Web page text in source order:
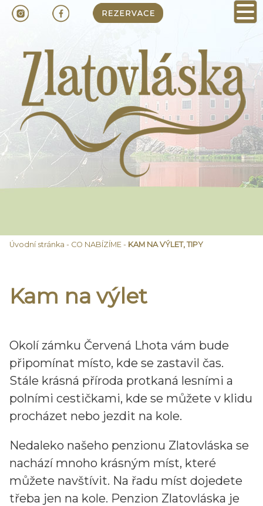
Úvodní stránka - CO NABÍZÍME - KAM NA VÝLET, TIPY
Kam na výlet
Okolí zámku Červená Lhota vám bude
připomínat místo, kde se zastavil čas.
Stále krásná příroda protkaná lesními a
polními cestičkami, kde se můžete v klidu
procházet nebo jezdit na kole.
Nedaleko našeho penzionu Zlatovláska se
nachází mnoho krásným míst, které
můžete navštívit. Na řadu míst dojedete
třeba jen na kole. Penzion Zlatovláska je